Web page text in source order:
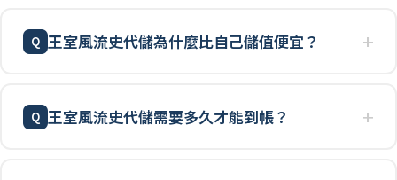
王室風流史代儲為什麼比自己儲值便宜？
王室風流史代儲需要多久才能到帳？